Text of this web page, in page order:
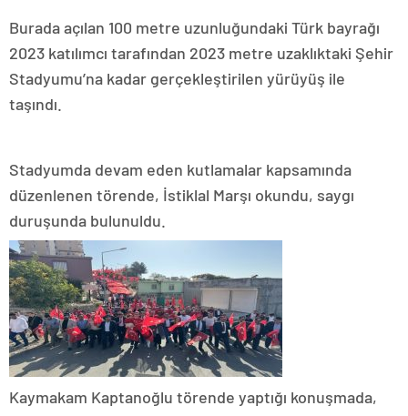
Burada açılan 100 metre uzunluğundaki Türk bayrağı
2023 katılımcı tarafından 2023 metre uzaklıktaki Şehir
Stadyumu’na kadar gerçekleştirilen yürüyüş ile
taşındı.
Stadyumda devam eden kutlamalar kapsamında
düzenlenen törende, İstiklal Marşı okundu, saygı
duruşunda bulunuldu.
Kaymakam Kaptanoğlu törende yaptığı konuşmada,